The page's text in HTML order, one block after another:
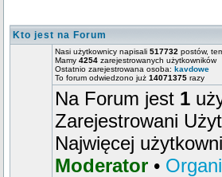
Kto jest na Forum
Nasi użytkownicy napisali 517732 postów,
Mamy 4254 zarejestrowanych użytkowników
Ostatnio zarejestrowana osoba: kavdowe
To forum odwiedzono już 14071375 razy
Na Forum jest 1
Zarejestrowani
Najwięcej
Moderator •